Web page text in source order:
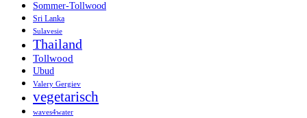
Sommer-Tollwood
Sri Lanka
Sulavesie
Thailand
Tollwood
Ubud
Valery Gergiev
vegetarisch
waves4water